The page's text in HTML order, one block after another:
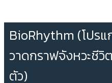
BioRhythm (โปร
วาดกราฟจังหวะชีวิ
ตัว)